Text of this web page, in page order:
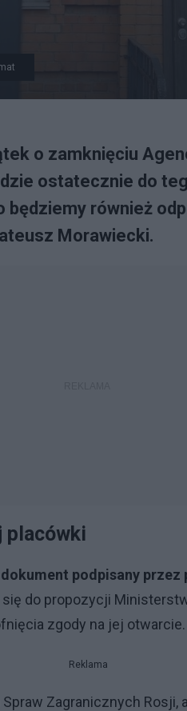
o zamknięciu
ostatecznie do
również
Morawiecki.
placówki
dokument podpisany przez
do propozycji
zgody na jej otwarcie.
Reklama
Zagranicznych